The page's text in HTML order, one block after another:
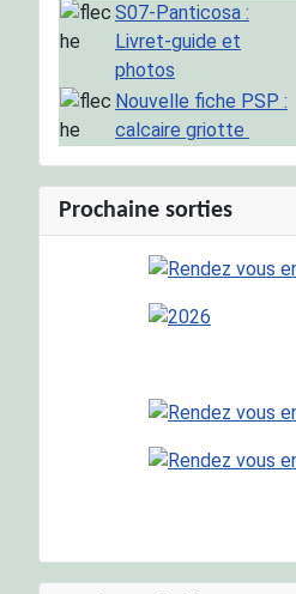
S07-Panticosa :
Livret-guide et
photos
Nouvelle fiche PSP :
calcaire griotte
Prochaine sorties